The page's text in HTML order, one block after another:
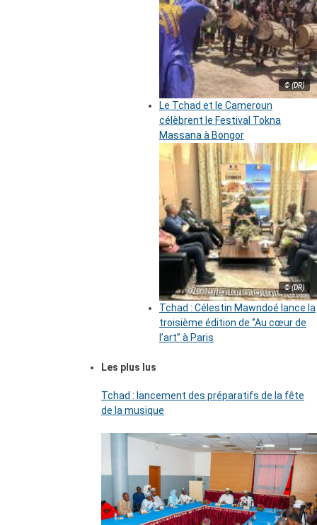
© (DR)
Le Tchad et le Cameroun
célèbrent le Festival Tokna
Massana à Bongor
© (DR)
Tchad : Célestin Mawndoé lance la
troisième édition de ‘’Au cœur de
l’art’’ à Paris
Les plus lus
Tchad : lancement des préparatifs de la fête
de la musique